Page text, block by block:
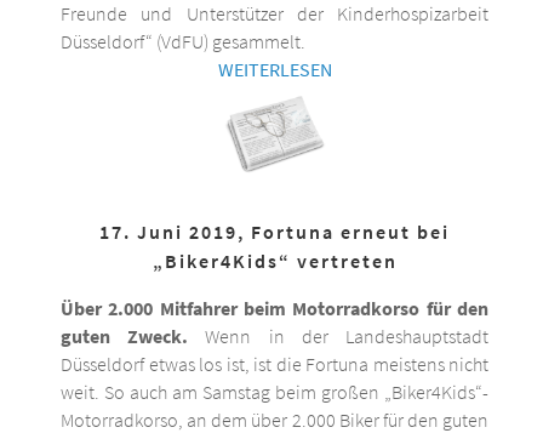
Freunde und Unterstützer der Kinderhospizarbeit
Düsseldorf“ (VdFU) gesammelt.
WEITERLESEN
17. Juni 2019, Fortuna erneut bei
„Biker4Kids“ vertreten
Über 2.000 Mitfahrer beim Motorradkorso für den
guten Zweck. Wenn in der Landeshauptstadt
Düsseldorf etwas los ist, ist die Fortuna meistens nicht
weit. So auch am Samstag beim großen „Biker4Kids“-
Motorradkorso, an dem über 2.000 Biker für den guten